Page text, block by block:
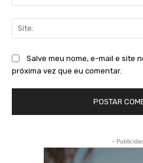
Salve meu nome, e-mail e site
próxima vez que eu comentar.
-